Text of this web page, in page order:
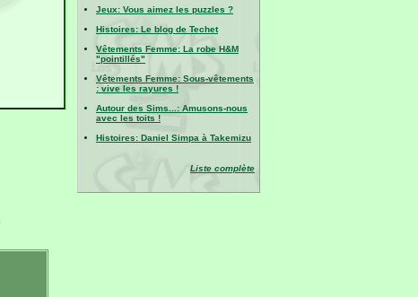
Jeux: Vous aimez les puzzles ?
Histoires: Le blog de Techet
Vêtements Femme: La robe H&M
"pointillés"
Vêtements Femme: Sous-vêtements
: vive les rayures !
Autour des Sims...: Amusons-nous
avec les toits !
Histoires: Daniel Simpa à Takemizu
Liste complète